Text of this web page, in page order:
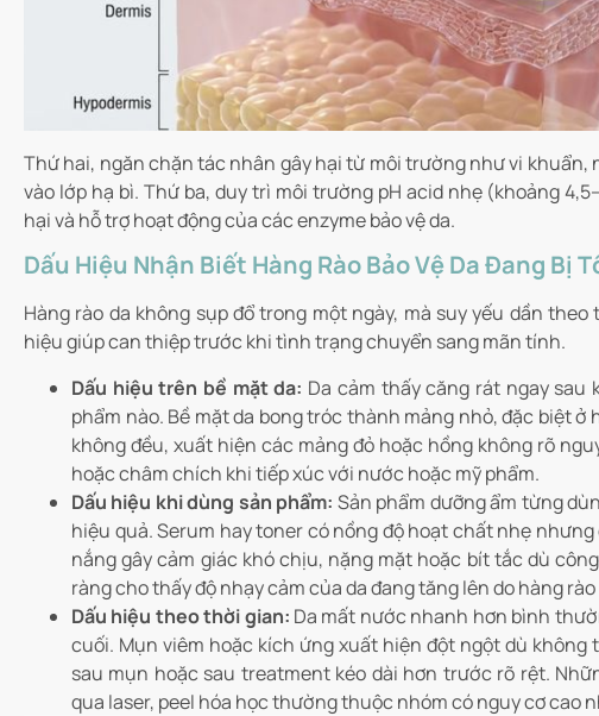
Thứ hai, ngăn chặn tác nhân gây hại từ môi trường như vi khuẩn,
vào lớp hạ bì. Thứ ba, duy trì môi trường pH acid nhẹ (khoảng
hại và hỗ trợ hoạt động của các enzyme bảo vệ da.
Dấu Hiệu Nhận Biết Hàng Rào Bảo Vệ Da Đang Bị
Hàng rào da không sụp đổ trong một ngày, mà suy yếu dần
hiệu giúp can thiệp trước khi tình trạng chuyển sang mãn tính.
Dấu hiệu trên bề mặt da: Da cảm thấy căng rát ngay sau
phẩm nào. Bề mặt da bong tróc thành mảng nhỏ, đặc biệt
không đều, xuất hiện các mảng đỏ hoặc hồng không rõ
hoặc châm chích khi tiếp xúc với nước hoặc mỹ phẩm.
Dấu hiệu khi dùng sản phẩm: Sản phẩm dưỡng ẩm từng
hiệu quả. Serum hay toner có nồng độ hoạt chất nhẹ
nắng gây cảm giác khó chịu, nặng mặt hoặc bít tắc dù
ràng cho thấy độ nhạy cảm của da đang tăng lên do hàng
Dấu hiệu theo thời gian: Da mất nước nhanh hơn bình
cuối. Mụn viêm hoặc kích ứng xuất hiện đột ngột dù
sau mụn hoặc sau treatment kéo dài hơn trước rõ rệt.
qua laser, peel hóa học thường thuộc nhóm có nguy cơ cao